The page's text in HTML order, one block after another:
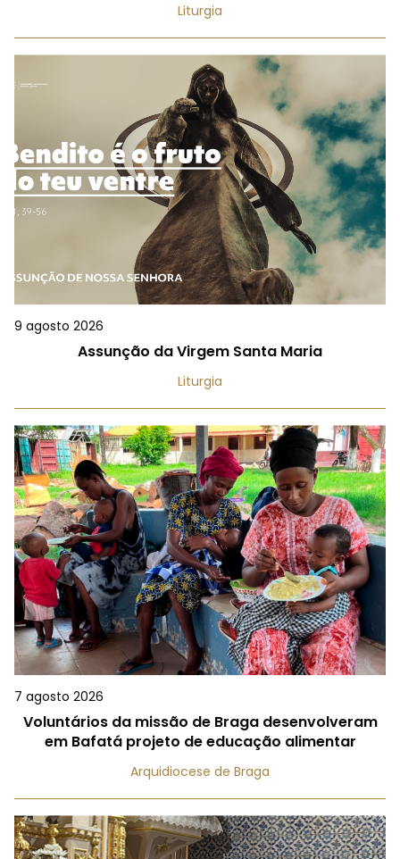
Liturgia
9 agosto 2026
Assunção da Virgem Santa Maria
Liturgia
7 agosto 2026
Voluntários da missão de Braga desenvolveram
em Bafatá projeto de educação alimentar
Arquidiocese de Braga